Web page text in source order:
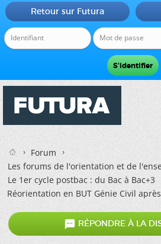
Retour sur Futura
Forum
Les forums de l'orientation et de
Le 1er cycle postbac : du Bac à Bac+3
Réorientation en BUT Génie Civil
 RÉPONDRE À LA